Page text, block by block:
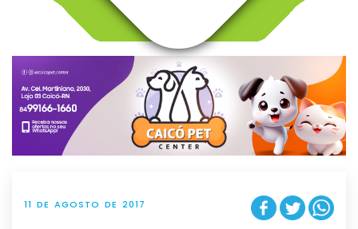
v
g
t
i
o
n
11 DE AGOSTO DE 2017